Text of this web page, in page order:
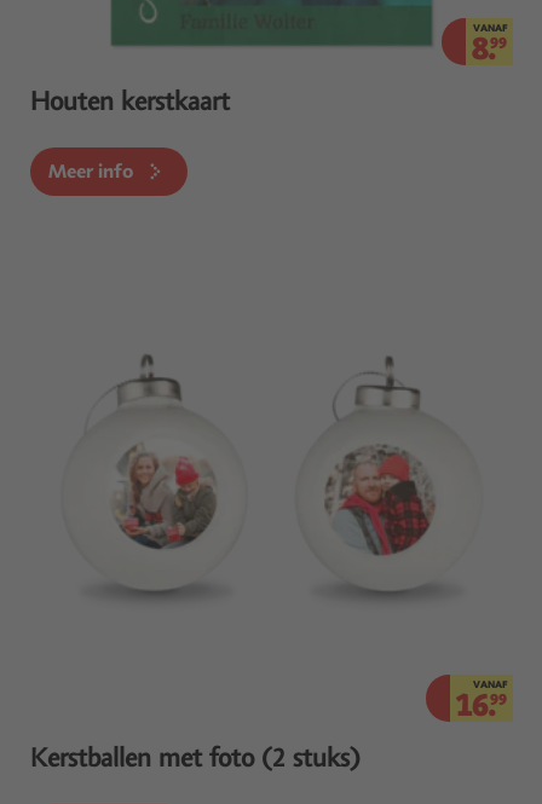
VANAF
8.99
Houten kerstkaart
Meer info
VANAF
16.99
Kerstballen met foto (2 stuks)